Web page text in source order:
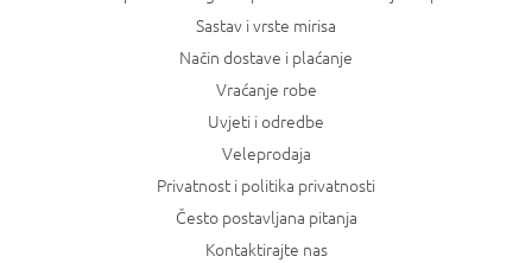
Sastav i vrste mirisa
Način dostave i plaćanje
Vraćanje robe
Uvjeti i odredbe
Veleprodaja
Privatnost i politika privatnosti
Često postavljana pitanja
Kontaktirajte nas